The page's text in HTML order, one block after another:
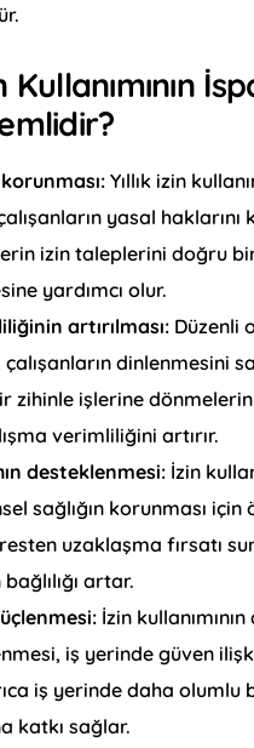
Yıllık izin
yasal haklarını
izin taleplerini doğru
yardımcı olur.
artırılması: Düzenli
dinlenmesini
zihinle işlerine
verimliliğini artırır.
desteklenmesi: İzin
sağlığın korunması için
uzaklaşma fırsatı
artar.
İzin
iş yerinde güven
iş yerinde daha olumlu
katkı sağlar.